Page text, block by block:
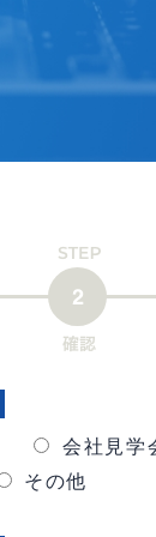
会社見学
その他